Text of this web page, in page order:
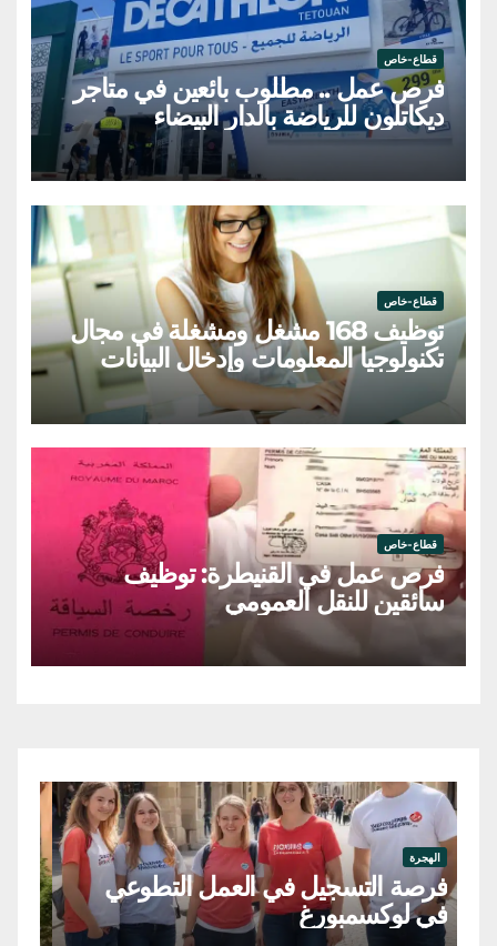
قطاع-خاص
فرص عمل .. مطلوب بائعين في متاجر
ديكاتلون للرياضة بالدار البيضاء
قطاع-خاص
توظيف 168 مشغل ومشغلة في مجال
تكنولوجيا المعلومات وإدخال البيانات
قطاع-خاص
فرص عمل في القنيطرة: توظيف
سائقين للنقل العمومي
الهجرة
فرصة عمل دولية مربيات الطفولة
المبكرة في كندا